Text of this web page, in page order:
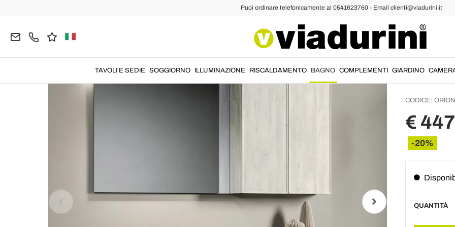
Puoi ordinare telefonicamente al 0541623760 - Email clienti@viadurini.it
TAVOLI E SEDIE SOGGIORNO ILLUMINAZIONE RISCALDAMENTO BAGNO COMPLEMENTI GIARDINO
CODICE:
€
-20%
QUANTITÀ